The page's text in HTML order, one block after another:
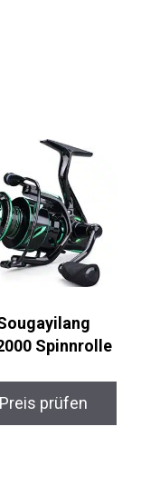
Spinnrolle
Preis prüfen